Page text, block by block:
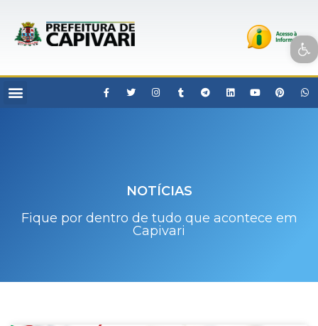
Open toolbar
NOTÍCIAS
Fique por dentro de tudo que acontece em
Capivari